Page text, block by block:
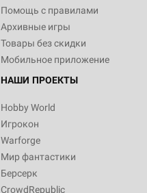
Помощь с правилами
Архивные игры
Товары без скидки
Мобильное приложение
НАШИ ПРОЕКТЫ
Hobby World
Игрокон
Warforge
Мир фантастики
Берсерк
CrowdRepublic